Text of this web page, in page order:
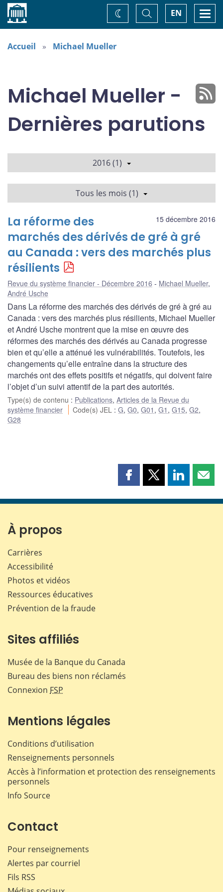
Accueil EN
Basculer
la
recherche
Changez
de
Accueil Michael Mueller
Michael Mueller -
Dernières parutions
2016 (1)
Tous les mois (1)
15 décembre 2016
La réforme des
marchés des dérivés de gré à gré
au Canada : vers des marchés plus
résilients
Revue du système financier - Décembre 2016 Michael Mueller,
André Usche
Dans La réforme des marchés des dérivés de gré à gré au
Canada : vers des marchés plus résilients, Michael Mueller
et André Usche montrent que la mise en œuvre des
réformes des marchés des dérivés au Canada progresse
bien et qu’elle a atténué les vulnérabilités. Toutefois, les
changements qu’elle entraîne dans la structure des
marchés ont des effets positifs et négatifs, qui doivent faire
l’objet d’un suivi attentif de la part des autorités.
Type(s) de contenu : Publications, Articles de la Revue du
système financier
Code(s) JEL :G,G0,G01 ,G1 ,G15,G2,
G28
Partager
page
Partager
page
Partager
page page
À propos
Carrières
Accessibilité
Photos et vidéos
Ressources éducatives
Prévention de la fraude
Sites affiliés
Musée de la Banque du Canada
Bureau des biens non réclamés
Connexion FSP
Mentions légales
Conditions d’utilisation
Renseignements personnels
Accès à l’information et protection des renseignements
personnels
Info Source
Contact
Pour renseignements
Alertes par courriel
Fils RSS